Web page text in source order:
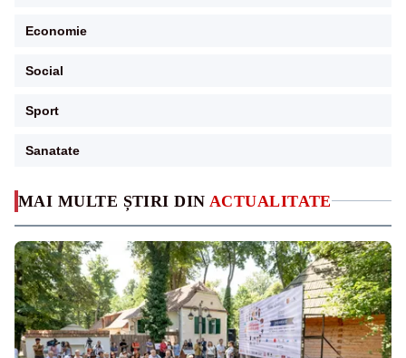
MAI MULTE ȘTIRI DIN ACTUALITATE
Economie
Social
Sport
Sanatate